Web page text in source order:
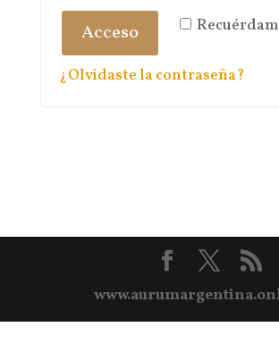
Acceso
¿Olvidaste la contraseña?